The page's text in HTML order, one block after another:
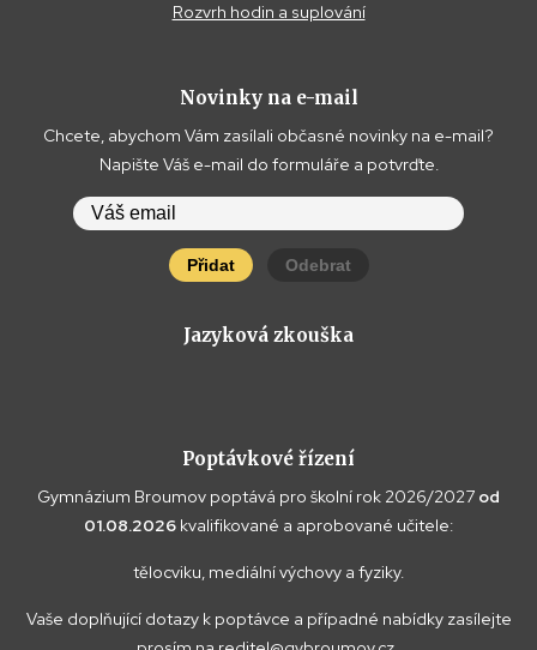
Rozvrh hodin a suplování
Novinky na e-mail
Chcete, abychom Vám zasílali občasné novinky na e-mail?
Napište Váš e-mail do formuláře a potvrďte.
Přidat Odebrat
Jazyková zkouška
Poptávkové řízení
Gymnázium Broumov poptává pro školní rok 2026/2027 od
01.08.2026 kvalifikované a aprobované učitele:
tělocviku, mediální výchovy a fyziky.
Vaše doplňující dotazy k poptávce a případné nabídky zasílejte